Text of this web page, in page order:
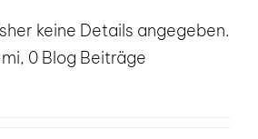
keine Details angegeben.
0 Blog Beiträge